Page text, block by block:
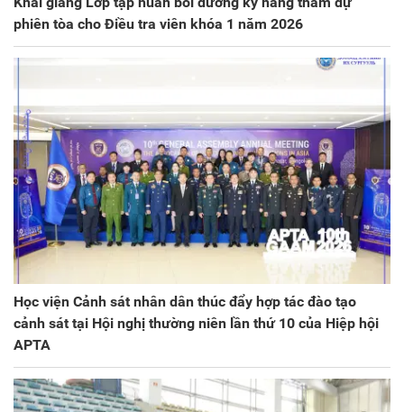
phiên tòa cho Điều tra viên khóa 1 năm 2026
Học viện Cảnh sát nhân dân thúc đẩy hợp tác đào tạo
cảnh sát tại Hội nghị thường niên lần thứ 10 của Hiệp hội
APTA